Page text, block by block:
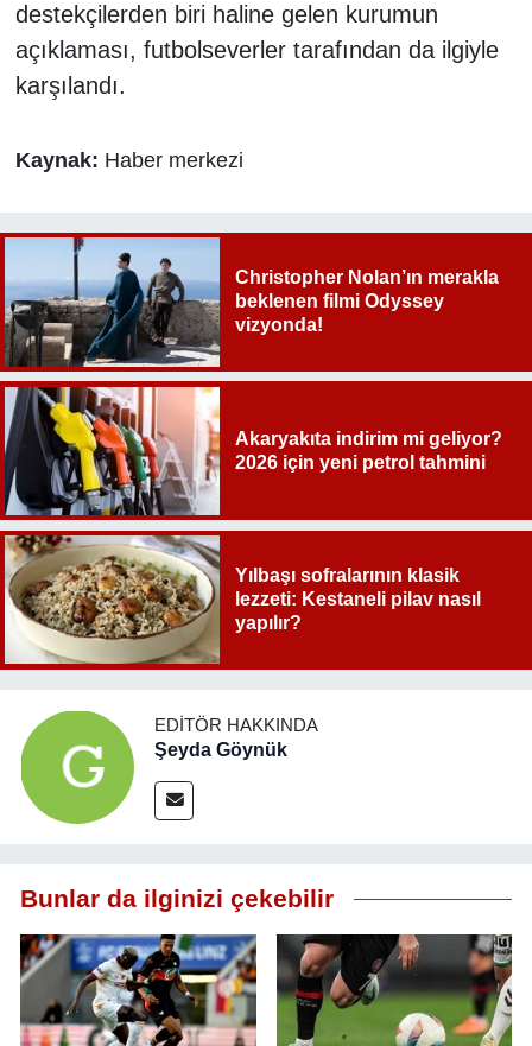
destekçilerden biri haline gelen kurumun
açıklaması, futbolseverler tarafından da ilgiyle
karşılandı.
Kaynak: Haber merkezi
Christopher Nolan’ın merakla
beklenen filmi Odyssey
vizyonda!
Akaryakıta indirim mi geliyor?
2026 için yeni petrol tahmini
Yılbaşı sofralarının klasik
lezzeti: Kestaneli pilav nasıl
yapılır?
EDITÖR HAKKINDA
Şeyda Göynük
Bunlar da ilginizi çekebilir